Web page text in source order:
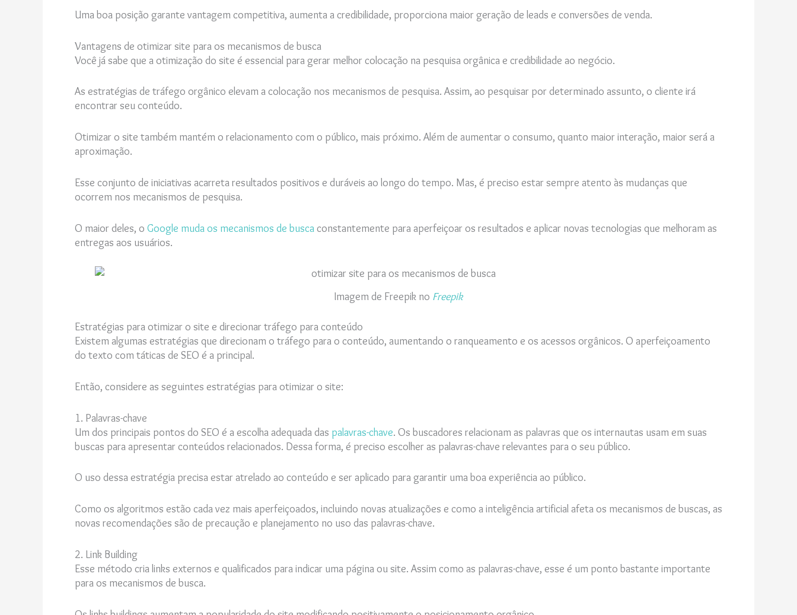
Uma boa posição garante vantagem competitiva, aumenta a credibilidade, proporciona maior geração de leads e conversões de venda.
Vantagens de otimizar site para os mecanismos de busca
Você já sabe que a otimização do site é essencial para gerar melhor colocação na pesquisa orgânica e credibilidade ao negócio.
As estratégias de tráfego orgânico elevam a colocação nos mecanismos de pesquisa. Assim, ao pesquisar por determinado assunto, o cliente irá
encontrar seu conteúdo.
Otimizar o site também mantém o relacionamento com o público, mais próximo. Além de aumentar o consumo, quanto maior interação, maior será a
aproximação.
Esse conjunto de iniciativas acarreta resultados positivos e duráveis ao longo do tempo. Mas, é preciso estar sempre atento às mudanças que
ocorrem nos mecanismos de pesquisa.
O maior deles, o Google muda os mecanismos de buscaconstantemente para aperfeiçoar os resultados e aplicar novas tecnologias que melhoram as
entregas aos usuários.
Imagem de Freepik no Freepik
Estratégias para otimizar o site e direcionar tráfego para conteúdo
Existem algumas estratégias que direcionam o tráfego para o conteúdo, aumentando o ranqueamento e os acessos orgânicos. O aperfeiçoamento
do texto com táticas de SEO é a principal.
Então, considere as seguintes estratégias para otimizar o site:
1. Palavras-chave
Um dos principais pontos do SEO é a escolha adequada das palavras-chave. Os buscadores relacionam as palavras que os internautas usam em suas
buscas para apresentar conteúdos relacionados. Dessa forma, é preciso escolher as palavras-chave relevantes para o seu público.
O uso dessa estratégia precisa estar atrelado ao conteúdo e ser aplicado para garantir uma boa experiência ao público.
Como os algoritmos estão cada vez mais aperfeiçoados, incluindo novas atualizações e como a inteligência artificial afeta os mecanismos de buscas, as
novas recomendações são de precaução e planejamento no uso das palavras-chave.
2. Link Building
Esse método cria links externos e qualificados para indicar uma página ou site. Assim como as palavras-chave, esse é um ponto bastante importante
para os mecanismos de busca.